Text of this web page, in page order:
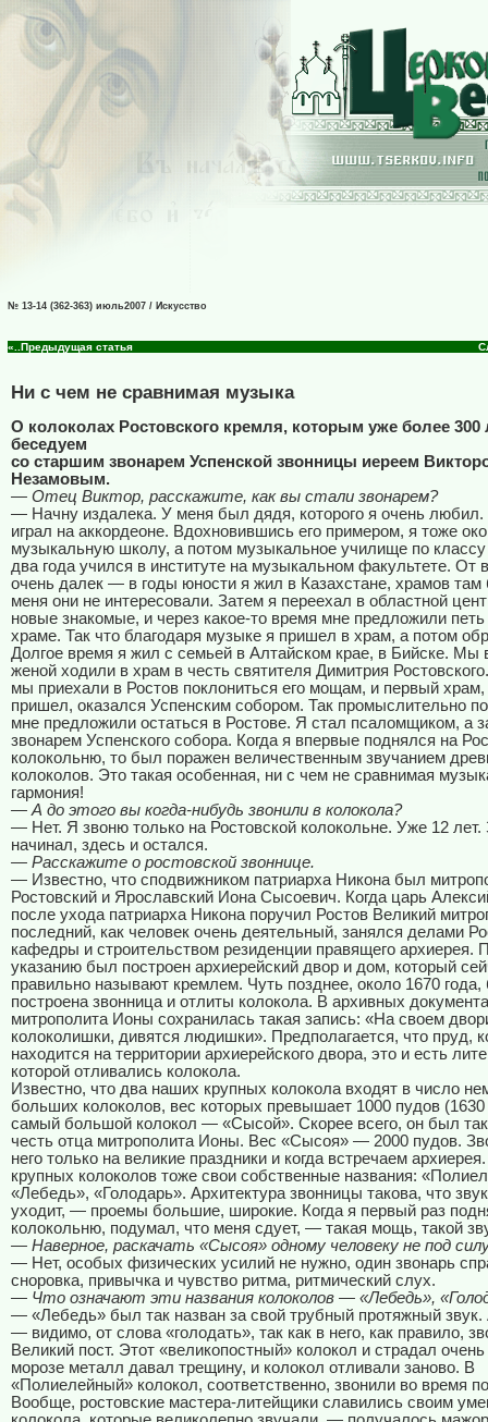
№ 13-14 (362-363) июль2007 / Искусство
«..Предыдущая статья
Ни с чем не сравнимая музыка
О колоколах Ростовского кремля, которым уже более 300
беседуем
со старшим звонарем Успенской звонницы иереем
Незамовым.
— Отец Виктор, расскажите, как вы стали звонарем?
— Начну издалека. У меня был дядя, которого я очень любил.
играл на аккордеоне. Вдохновившись его примером, я тоже
музыкальную школу, а потом музыкальное училище по классу
два года учился в институте на музыкальном факультете. От
очень далек — в годы юности я жил в Казахстане, храмов
меня они не интересовали. Затем я переехал в областной
новые знакомые, и через какое-то время мне предложили петь
храме. Так что благодаря музыке я пришел в храм, а потом
Долгое время я жил с семьей в Алтайском крае, в Бийске. Мы
женой ходили в храм в честь святителя Димитрия
мы приехали в Ростов поклониться его мощам, и первый храм,
пришел, оказался Успенским собором. Так промыслительно
мне предложили остаться в Ростове. Я стал псаломщиком, а
звонарем Успенского собора. Когда я впервые поднялся на
колокольню, то был поражен величественным звучанием
колоколов. Это такая особенная, ни с чем не сравнимая
гармония!
— А до этого вы когда-нибудь звонили в колокола?
— Нет. Я звоню только на Ростовской колокольне. Уже 12 лет.
начинал, здесь и остался.
— Расскажите о ростовской звоннице.
— Известно, что сподвижником патриарха Никона был
Ростовский и Ярославский Иона Сысоевич. Когда царь
после ухода патриарха Никона поручил Ростов Великий
последний, как человек очень деятельный, занялся делами
кафедры и строительством резиденции правящего архиерея.
указанию был построен архиерейский двор и дом, который
правильно называют кремлем. Чуть позднее, около 1670
построена звонница и отлиты колокола. В архивных
митрополита Ионы сохранилась такая запись: «На своем
колоколишки, дивятся людишки». Предполагается, что пруд,
находится на территории архиерейского двора, это и есть
которой отливались колокола.
Известно, что два наших крупных колокола входят в число
больших колоколов, вес которых превышает 1000 пудов
самый большой колокол — «Сысой». Скорее всего, он был так
честь отца митрополита Ионы. Вес «Сысоя» — 2000 пудов.
него только на великие праздники и когда встречаем
крупных колоколов тоже свои собственные названия:
«Лебедь», «Голодарь». Архитектура звонницы такова, что
уходит, — проемы большие, широкие. Когда я первый раз
колокольню, подумал, что меня сдует, — такая мощь, такой
— Наверное, раскачать «Сысоя» одному человеку не под
— Нет, особых физических усилий не нужно, один звонарь
сноровка, привычка и чувство ритма, ритмический слух.
— Что означают эти названия колоколов — «Лебедь»,
— «Лебедь» был так назван за свой трубный протяжный звук.
— видимо, от слова «голодать», так как в него, как правило,
Великий пост. Этот «великопостный» колокол и страдал
морозе металл давал трещину, и колокол отливали заново. В
«Полиелейный» колокол, соответственно, звонили во время
Вообще, ростовские мастера-литейщики славились своим